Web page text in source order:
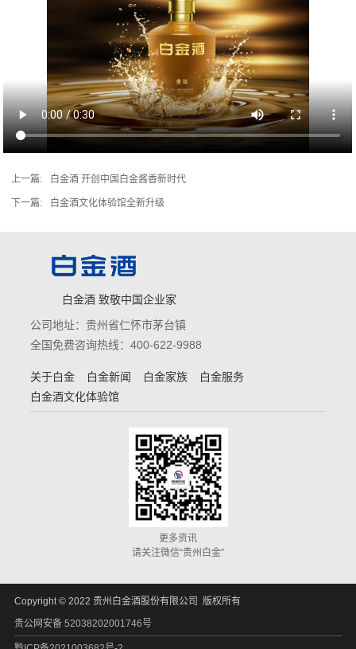
上一篇: 白金酒 开创中国白金酱香新时代
下一篇: 白金酒文化体验馆全新升级
白金酒 致敬中国企业家
公司地址：贵州省仁怀市茅台镇
全国免费咨询热线：400-622-9988
关于白金 白金新闻 白金家族
白金服务
白金酒文化体验馆
更多资讯
请关注微信“贵州白金”
Copyright © 2022 贵州白金酒股份有限公司 版权所有
贵公网安备 52038202001746号